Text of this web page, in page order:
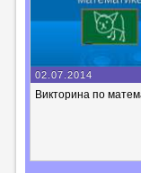
02.07.2014
Викторина по